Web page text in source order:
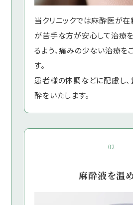
当クリニックでは麻酔医が在
が苦手な方が安心して治療
るよう、痛みの少ない治療を
す。
患者様の体調などに配慮し
酔をいたします。
02
麻酔液を温